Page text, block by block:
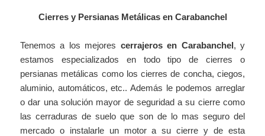
Cierres y Persianas Metálicas en Carabanchel
Tenemos a los mejores cerrajeros en Carabanchel, y
estamos especializados en todo tipo de cierres o
persianas metálicas como los cierres de concha, ciegos,
aluminio, automáticos, etc.. Además le podemos arreglar
o dar una solución mayor de seguridad a su cierre como
las cerraduras de suelo que son de lo mas seguro del
mercado o instalarle un motor a su cierre y de esta